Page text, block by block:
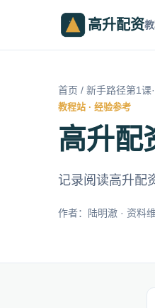
高升配资
首页 / 新手路径第1课
教程站 · 经验参考
高升配
记录阅读高升配
作者：陆明澈 · 资料